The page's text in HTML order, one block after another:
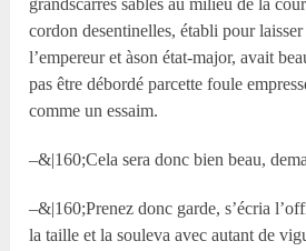
grandscarrés sablés au milieu de la
cordon desentinelles, établi pour
l’empereur et àson état-major, avait
pas être débordé parcette foule
comme un essaim.
–&|160;Cela sera donc bien beau,
–&|160;Prenez donc garde, s’écria
la taille et la souleva avec autant de